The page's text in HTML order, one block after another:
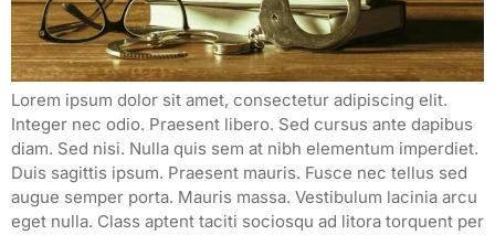
Lorem ipsum dolor sit amet, consectetur adipiscing elit.
Integer nec odio. Praesent libero. Sed cursus ante dapibus
diam. Sed nisi. Nulla quis sem at nibh elementum imperdiet.
Duis sagittis ipsum. Praesent mauris. Fusce nec tellus sed
augue semper porta. Mauris massa. Vestibulum lacinia arcu
eget nulla. Class aptent taciti sociosqu ad litora torquent per